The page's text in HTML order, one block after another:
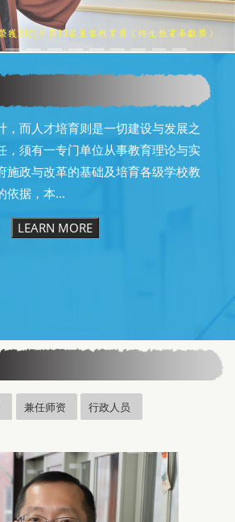
，而人才培育则是一切建设与发展之
，须有一专门单位从事教育理论与实
施政与改革的基础及培育各级学校教
依据，本...
LEARN MORE
兼任师资 行政人员